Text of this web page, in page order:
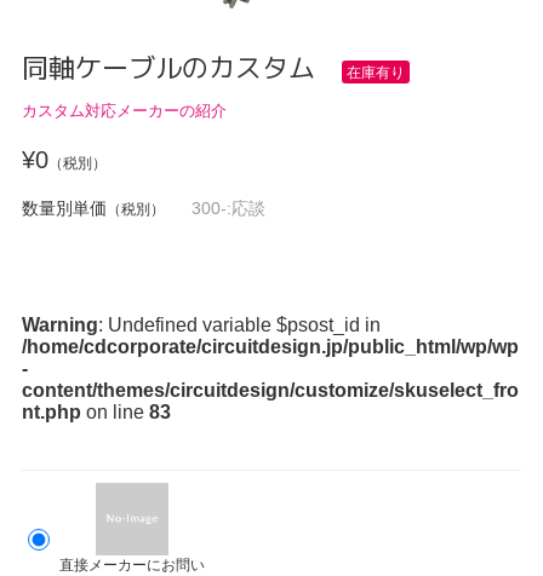
同軸ケーブルのカスタム 在庫有り
カスタム対応メーカーの紹介
¥0（税別）
数量別単価 （税別） 300-:応談
Warning: Undefined variable $psost_id in
/home/cdcorporate/circuitdesign.jp/public_html/wp/wp
-
content/themes/circuitdesign/customize/skuselect_fro
nt.php on line 83
直接メーカーにお問い